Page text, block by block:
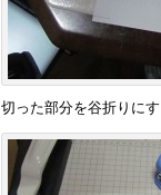
切った部分を谷折りに